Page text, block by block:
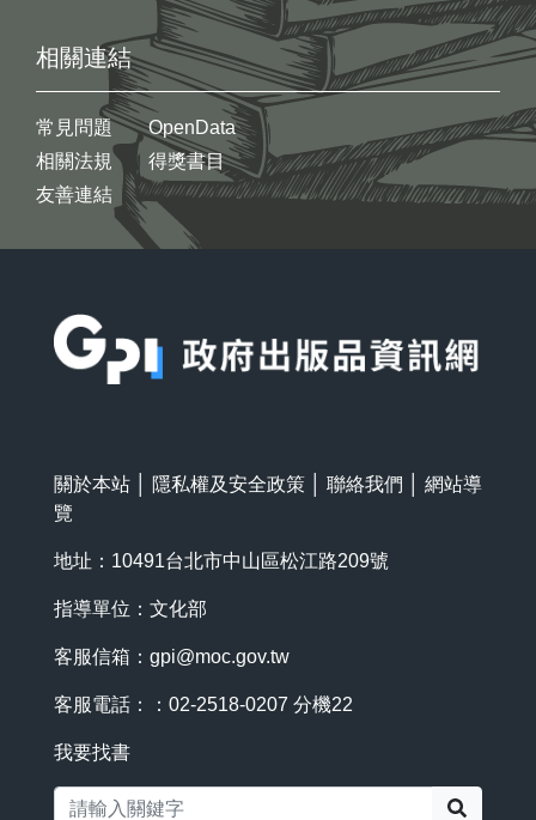
相關連結
常見問題
相關法規
友善連結
OpenData
得獎書目
關於本站 隱私權及安全政策 聯絡我們
網站導
覽
地址：10491台北市中山區松江路209號
指導單位：文化部
客服信箱： gpi@moc.gov.tw
客服電話：：02-2518-0207 分機22
我要找書